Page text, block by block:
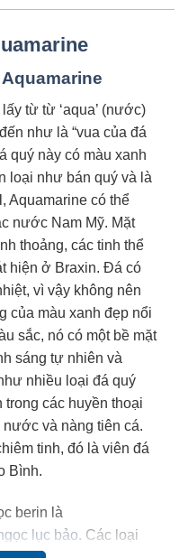
từ từ ‘aqua’ (nước)
như là “vua của đá
quý này có màu xanh
loại như bán quý và là
Aquamarine có thể
nước Nam Mỹ. Mặt
thoảng, các tinh thể
hiện ở Braxin. Đá có
vì vậy không nên
của màu xanh đẹp nổi
sắc, nó có một bề mặt
sáng tự nhiên và
nhiều loại đá quý
các huyền thoại
và nàng tiên cá.
tinh, đó là viên đá
Bình.
berin là
lục bảo. Các loại